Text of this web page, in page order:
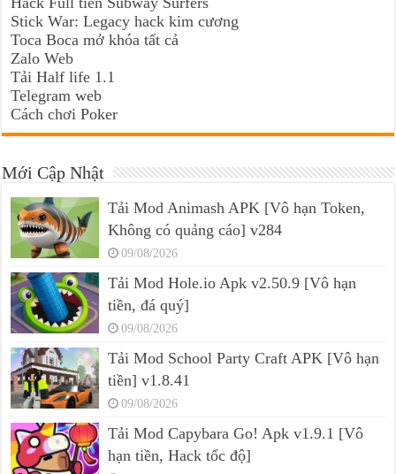
Stick War: Legacy hack kim cương
Toca Boca mở khóa tất cả
Zalo Web
Tải Half life 1.1
Telegram web
Cách chơi Poker
Mới Cập Nhật
Tải Mod Animash APK [Vô hạn Token,
Không có quảng cáo] v284
09/08/2026
Tải Mod Hole.io Apk v2.50.9 [Vô hạn
tiền, đá quý]
09/08/2026
Tải Mod School Party Craft APK [Vô hạn
tiền] v1.8.41
09/08/2026
Tải Mod Capybara Go! Apk v1.9.1 [Vô
hạn tiền, Hack tốc độ]